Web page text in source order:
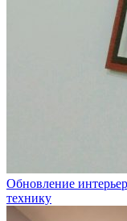
Обновление
технику